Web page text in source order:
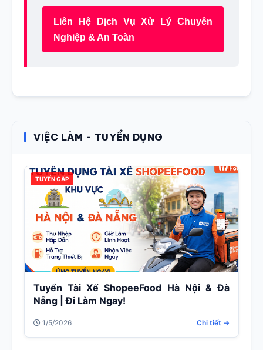
Liên Hệ Dịch Vụ Xử Lý Chuyên
Nghiệp & An Toàn
VIỆC LÀM - TUYỂN DỤNG
TUYỂN GẤP
Tuyển Tài Xế ShopeeFood Hà Nội & Đà
Nẵng | Đi Làm Ngay!
1/5/2026 Chi tiết →